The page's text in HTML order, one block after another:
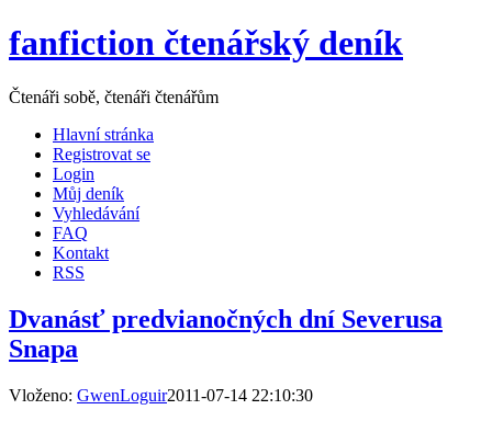
fanfiction čtenářský deník
Čtenáři sobě, čtenáři čtenářům
Hlavní stránka
Registrovat se
Login
Můj deník
Vyhledávání
FAQ
Kontakt
RSS
Dvanásť predvianočných dní Severusa
Snapa
Vloženo: GwenLoguir2011-07-14 22:10:30